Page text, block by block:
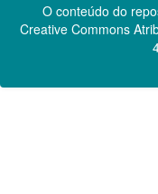
O conteúdo do
Creative Commons